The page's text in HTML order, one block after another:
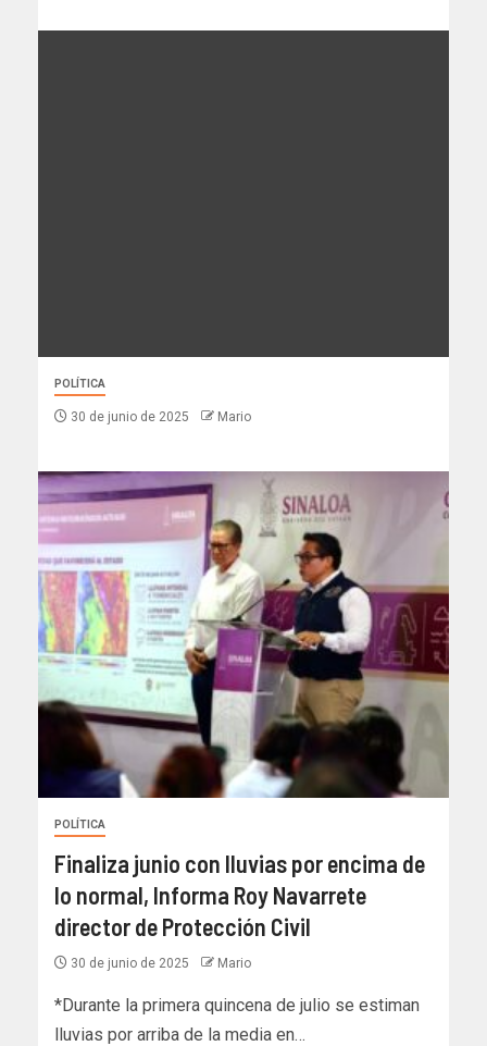
POLÍTICA
30 de junio de 2025 Mario
POLÍTICA
Finaliza junio con lluvias por encima de
lo normal, Informa Roy Navarrete
director de Protección Civil
30 de junio de 2025 Mario
*Durante la primera quincena de julio se estiman
lluvias por arriba de la media en…